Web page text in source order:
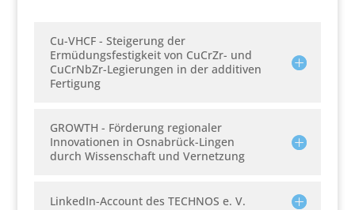
Cu-VHCF - Steigerung der
Ermüdungsfestigkeit von CuCrZr- und
CuCrNbZr-Legierungen in der additiven
Fertigung
GROWTH - Förderung regionaler
Innovationen in Osnabrück-Lingen
durch Wissenschaft und Vernetzung
LinkedIn-Account des TECHNOS e. V.